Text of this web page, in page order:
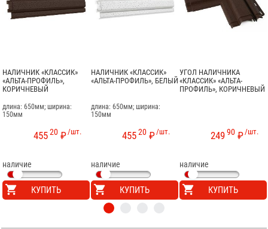
НАЛИЧНИК «КЛАССИК»
«АЛЬТА-ПРОФИЛЬ»,
КОРИЧНЕВЫЙ
длина: 650мм; ширина:
150мм
/шт.
45520 ₽
наличие
КУПИТЬ
НАЛИЧНИК «КЛАССИК»
«АЛЬТА-ПРОФИЛЬ», БЕЛЫЙ
длина: 650мм; ширина:
150мм
/шт.
45520 ₽
наличие
КУПИТЬ
УГОЛ НАЛИЧНИКА
«КЛАССИК» «АЛЬТА-
ПРОФИЛЬ», КОРИЧНЕВЫЙ
/шт.
24990 ₽
наличие
КУПИТЬ